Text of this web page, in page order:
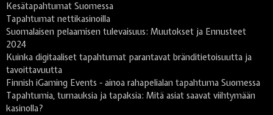
Kesätapahtumat Suomessa
Tapahtumat nettikasinoilla
Suomalaisen pelaamisen tulevaisuus: Muutokset ja Ennusteet
2024
Kuinka digitaaliset tapahtumat parantavat bränditietoisuutta ja
tavoittavuutta
Finnish iGaming Events - ainoa rahapelialan tapahtuma Suomessa
Tapahtumia, turnauksia ja tapaksia: Mitä asiat saavat viihtymään
kasinolla?